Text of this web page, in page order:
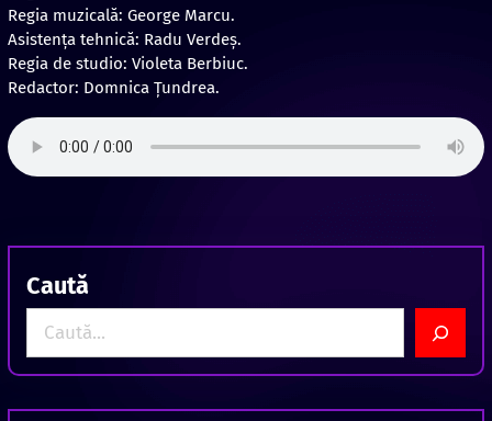
Regia muzicală: George Marcu.
Asistența tehnică: Radu Verdeș.
Regia de studio: Violeta Berbiuc.
Redactor: Domnica Ţundrea.
Caută
a